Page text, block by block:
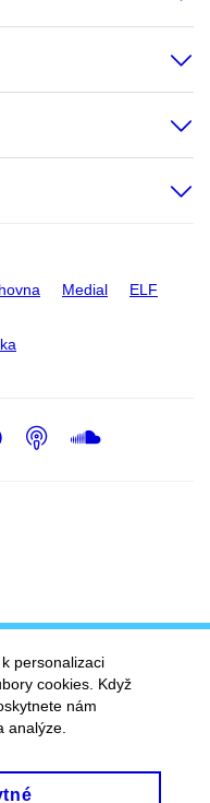
Medial ELF
Spotify
Podcast
personalizaci
cookies. Když
nám
analýze.